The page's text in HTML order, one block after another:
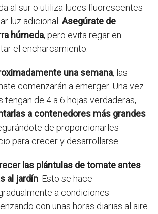
al sur o utiliza luces fluorescentes
luz adicional. Asegúrate de
húmeda, pero evita regar en
el encharcamiento.
una semana, las
comenzarán a emerger. Una vez
tengan de 4 a 6 hojas verdaderas,
a contenedores más grandes
de proporcionarles
para crecer y desarrollarse.
las plántulas de tomate antes
al jardín . Esto se hace
a condiciones
con unas horas diarias al aire